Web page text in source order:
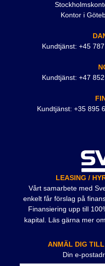
Kontor i
Kundtjänst: +45
Kundtjänst: +47
Kundtjänst: +35 895
LEASING /
Vårt samarbete med
enkelt får förslag på
Finansiering upp till
kapital. Läs gärna mer om
ANMÄL DIG
Din e-